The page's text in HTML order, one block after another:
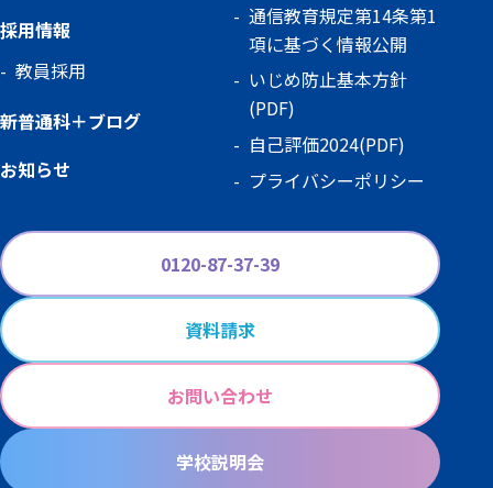
採用情報
教員採用
新普通科＋ブログ
お知らせ
通信教育規定第14条第1
項に基づく情報公開
いじめ防止基本方針
(PDF)
自己評価2024(PDF)
プライバシーポリシー
0120-87-37-39
資料請求
お問い合わせ
学校説明会